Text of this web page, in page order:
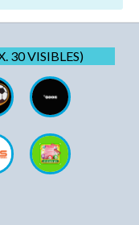
30 VISIBLES)